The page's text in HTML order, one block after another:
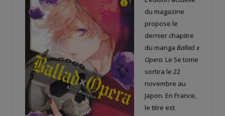
du magazine
propose le
dernier chapitre
du manga Ballad x
Opera. Le 5e tome
sortira le 22
novembre au
Japon. En France,
le titre est